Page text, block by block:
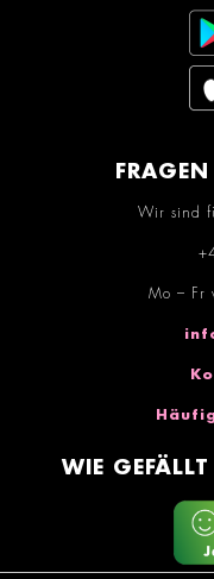
Wir sind
Mo – Fr
WIE